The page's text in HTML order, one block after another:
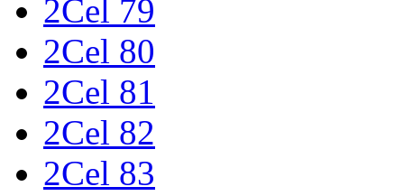
2Cel 79
2Cel 80
2Cel 81
2Cel 82
2Cel 83